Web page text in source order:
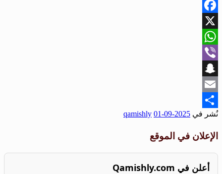
Facebook
X
WhatsApp
Viber
Snapchat
Email
Share
نُشر في 2025-09-01
qamishly
الإعلان في الموقع
أعلن في Qamishly.com